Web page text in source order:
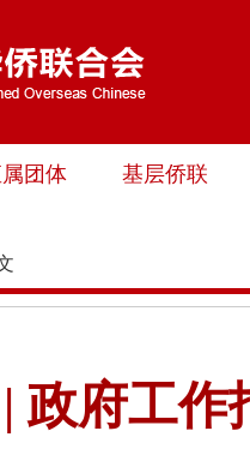
团体 基层侨联
政府工